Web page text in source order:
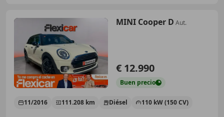
MINI Cooper D Aut.
€ 12.990
Buen precio
11/2016 111.208 km Diésel 110 kW (150 CV)